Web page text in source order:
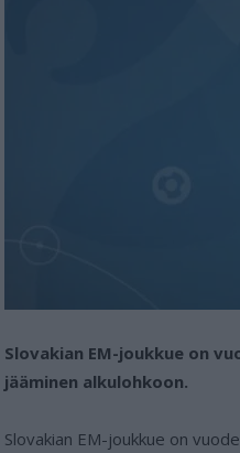
Slovakian EM-joukkue on
jääminen alkulohkoon.
Slovakian EM-joukkue on